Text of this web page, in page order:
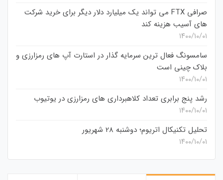
صرافی FTX می تواند یک میلیارد دلار دیگر برای خرید شرکت
های آسیب هزینه کند
۱۴۰۰/۱۰/۰۱
سامسونگ فعال‌ ترین سرمایه‌ گذار در استارت‌ آپ‌ های رمزارزی و
بلاک چینی است
۱۴۰۰/۱۰/۰۱
رشد پنج برابری تعداد کلاهبرداری های رمزارزی در یوتیوب
۱۴۰۰/۱۰/۰۱
تحلیل تکنیکال اتریوم؛ دوشنبه 28 شهریور
۱۴۰۰/۱۰/۰۱